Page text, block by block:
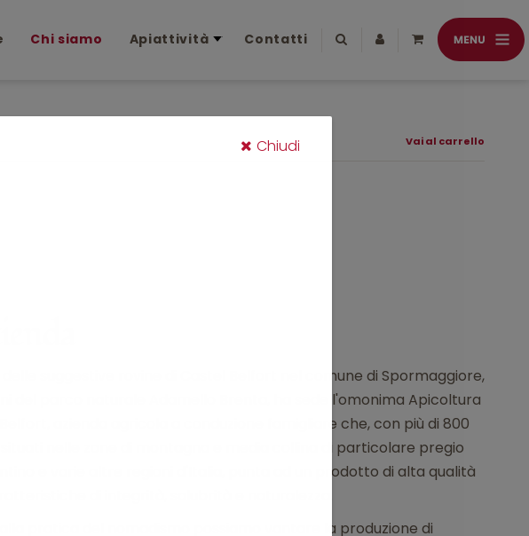
Chi siamo Apiattività Contatti
Vai al carrello
delle suggestive rovine di Castel Belfort nel comune di Spormaggiore,
del parco naturale Adamello Brenta, ha sede l'omonima Apicoltura
Belfort, azienda agricola a conduzione famigliare che, con più di 800
situati nelle zone di montagna e media collina di particolare pregio
e varie altre regioni d'Italia, punta ad un prodotto di alta qualità
alla pratica del nomadismo possiamo vantare la produzione di
Chiudi